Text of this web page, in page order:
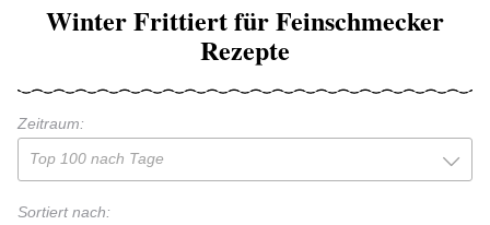
Winter Frittiert für Feinschmecker
Rezepte
Zeitraum:
Top 100 nach Tage
Sortiert nach: